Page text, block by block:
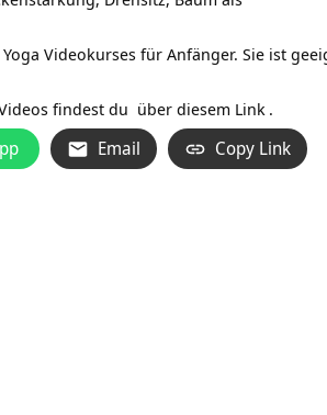
Videokurses für Anfänger. Sie ist
findest du über diesem Link .
Email Copy Link